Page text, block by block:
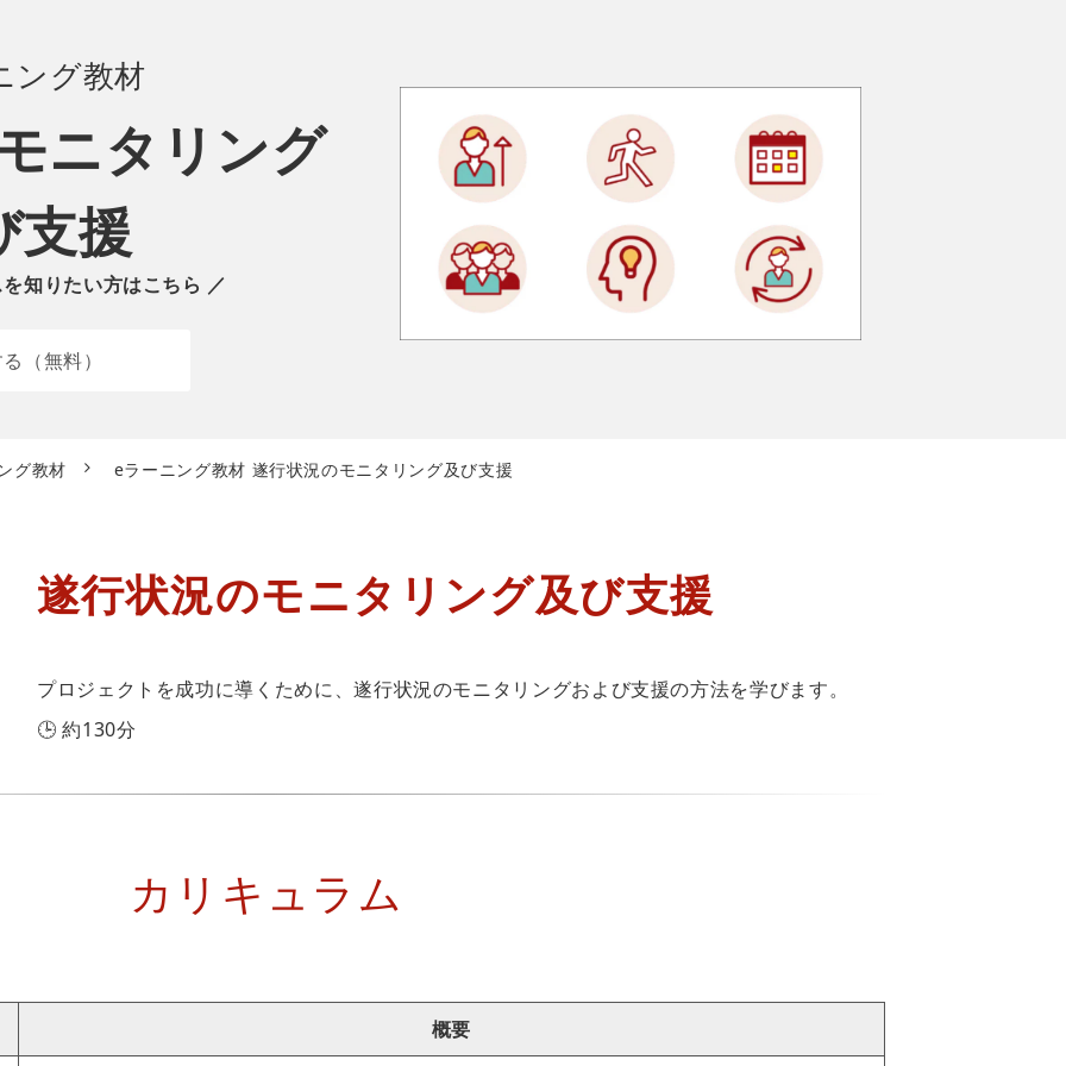
ング教材
ニタリング
支援
知りたい方はこちら ／
（無料）
グ教材 eラーニング教材 遂行状況のモニタリング及び支援
遂行状況のモニタリング及び支援
プロジェクトを成功に導くために、遂行状況のモニタリングおよび支援の方法を学びます。
🕒 約130分
カリキュラム
概要